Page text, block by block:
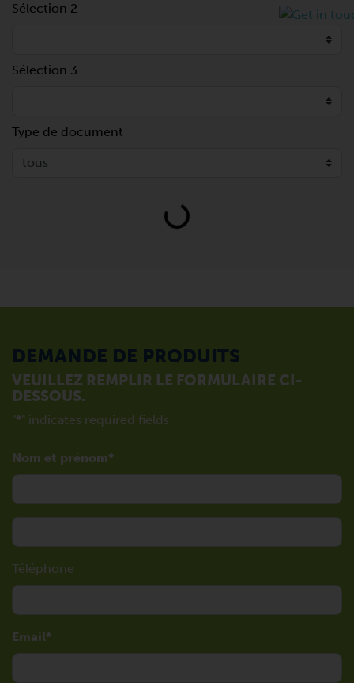
Sélection 2
Sélection 3
Type de document
Loading...
DEMANDE DE PRODUITS
VEUILLEZ REMPLIR LE FORMULAIRE CI-
DESSOUS.
"*" indicates required fields
Nom et prénom
Téléphone
Email